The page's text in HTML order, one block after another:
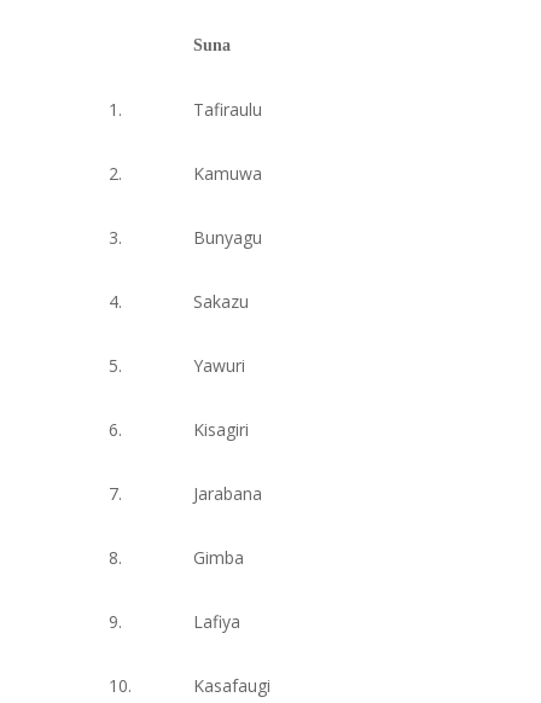
Suna
1. Tafiraulu
2. Kamuwa
3. Bunyagu
4. Sakazu
5. Yawuri
6. Kisagiri
7. Jarabana
8. Gimba
9. Lafiya
10. Kasafaugi